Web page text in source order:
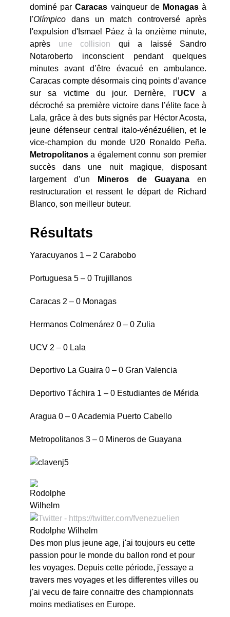
dominé parCaracas vainqueur de Monagasà
l'Olímpico dans un match controversé après
l'expulsion d'Ismael Páez à la onzième minute,
après une collision qui a laissé Sandro
Notaroberto inconscient pendant quelques
minutes avant d’être évacué en ambulance.
Caracas compte désormais cinq points d’avance
sur sa victime du jour. Derrière, l’UCVa
décroché sa première victoire dans l’élite face à
Lala, grâce à des buts signés par Héctor Acosta,
jeune défenseur central italo-vénézuélien, et le
vice-champion du monde U20 Ronaldo Peña.
Metropolitanos a également connu son premier
succès dans une nuit magique, disposant
largement d’un
Mineros de Guayanaen
restructuration et ressent le départ de Richard
Blanco, son meilleur buteur.
Résultats
Yaracuyanos 1 – 2 Carabobo
Portuguesa 5 – 0 Trujillanos
Caracas 2 – 0 Monagas
Hermanos Colmenárez 0 – 0 Zulia
UCV 2 – 0 Lala
Deportivo La Guaira 0 – 0 Gran Valencia
Deportivo Táchira 1 – 0 Estudiantes de Mérida
Aragua 0 – 0 Academia Puerto Cabello
Metropolitanos 3 – 0 Mineros de Guayana
Rodolphe Wilhelm
Des mon plus jeune age, j'ai toujours eu cette
passion pour le monde du ballon rond et pour
les voyages. Depuis cette période, j'essaye a
travers mes voyages et les differentes villes ou
j'ai vecu de faire connaitre des championnats
moins mediatises en Europe.